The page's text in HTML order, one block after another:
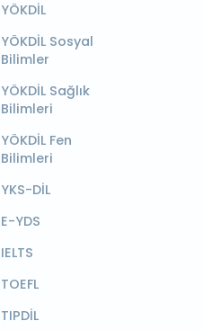
YÖKDİL
YÖKDİL Sosyal
Bilimler
YÖKDİL Sağlık
Bilimleri
YÖKDİL Fen
Bilimleri
YKS-DİL
E-YDS
IELTS
TOEFL
TIPDİL